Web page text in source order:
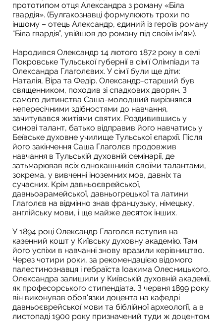
прототипом отця Александра з роману «Біла
гвардія». (Булгакознавці формулюють трохи по
іншому – отець Александр, єдиний із героїв роману
“Біла гвардія”, увійшов до роману під своїм ім'ям).
Народився Олександр 14 лютого 1872 року в селі
Покровське Тульської губернії в сім'ї Олімпіади та
Олександра Глаголєвих. У сім'ї були ще діти:
Наталія, Віра та Федір. Олександр-старший був
священником, походив зі спадкових дворян. З
самого дитинства Саша-молодший вирізнявся
непересічними здібностями до навчання,
зачитувався житіями святих. Роздивившись у
синові талант, батько відправив його навчатись у
Беївське духовне училище Тульської єпархії. Після
його закінчення Саша Глаголєв продовжив
навчання в Тульській духовній семінарії, де
затьмарював всіх однокашників своїми талантами,
зокрема, у вивченні іноземних мов, давніх та
сучасних. Крім давньоєврейської,
давньоарамейської, давньогрецької та латини
Глаголєв на відмінно знав французьку, німецьку,
англійську мови, і ще майже десяток інших.
У 1894 році Олександр Глаголєв вступив на
казенний кошт у Київську духовну академію. Там
його успіхи в навчанні знову вразили керівництво.
Через чотири роки, за рекомендацією відомого
палестинознавця і гебраїста Іоакима Олесницького,
Олександра залишили у Київській духовній академії,
як професорського стипендіата. З червня 1899 року
він виконував обов'язки доцента на кафедрі
давньоєврейської мови та біблійної археології, а в
листопаді 1900 року призначений туди ж доцентом.